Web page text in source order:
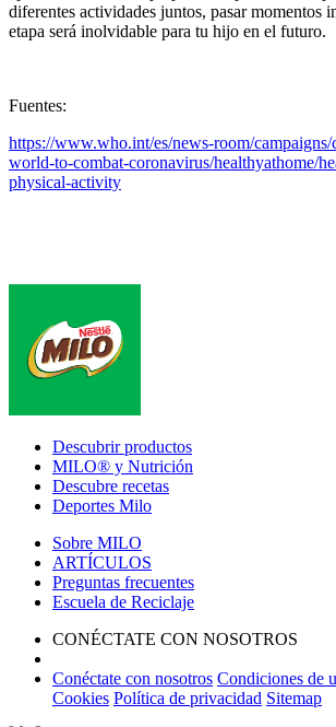
diferentes actividades juntos, pasar momentos
etapa será inolvidable para tu hijo en el futuro.
Fuentes:
https://www.who.int/es/news-room/campaigns/
world-to-combat-coronavirus/healthyathome/
physical-activity
Footer
Descubrir productos
MILO® y Nutrición
Descubre recetas
Deportes Milo
Sobre MILO
ARTÍCULOS
Preguntas frecuentes
Escuela de Reciclaje
CONÉCTATE CON NOSOTROS
Conéctate con nosotros Condiciones de
Cookies Política de privacidad Sitemap